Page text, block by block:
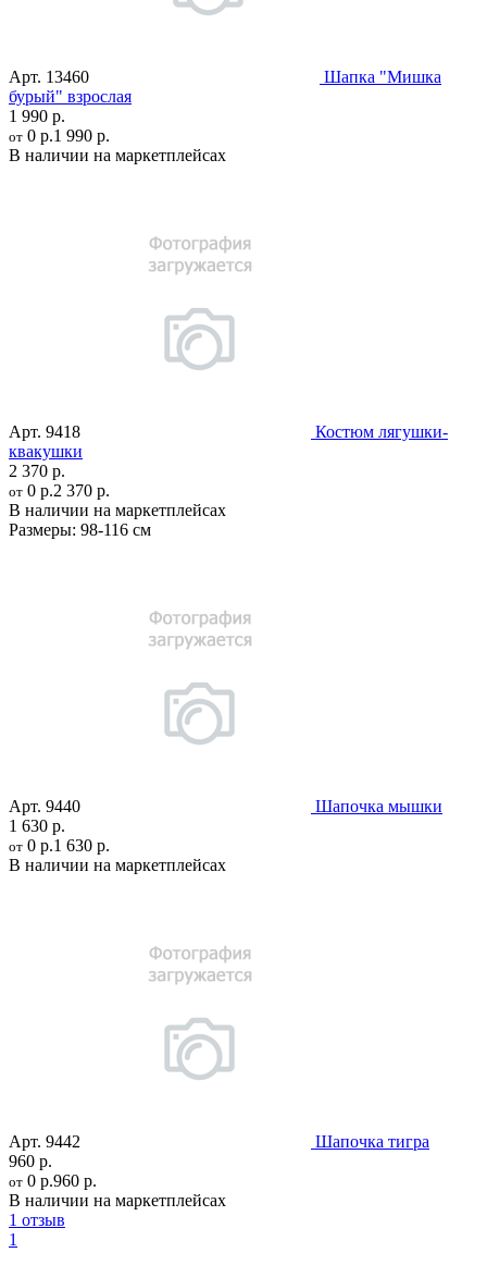
Арт. 13460
Шапка "Мишка
бурый" взрослая
1 990 р.
от 0 р.1 990 р.
В наличии на маркетплейсах
Арт. 9418
Костюм лягушки-
квакушки
2 370 р.
от 0 р.2 370 р.
В наличии на маркетплейсах
Размеры: 98-116 см
Арт. 9440
Шапочка мышки
1 630 р.
от 0 р.1 630 р.
В наличии на маркетплейсах
Арт. 9442
Шапочка тигра
960 р.
от 0 р.960 р.
В наличии на маркетплейсах
1 отзыв
1